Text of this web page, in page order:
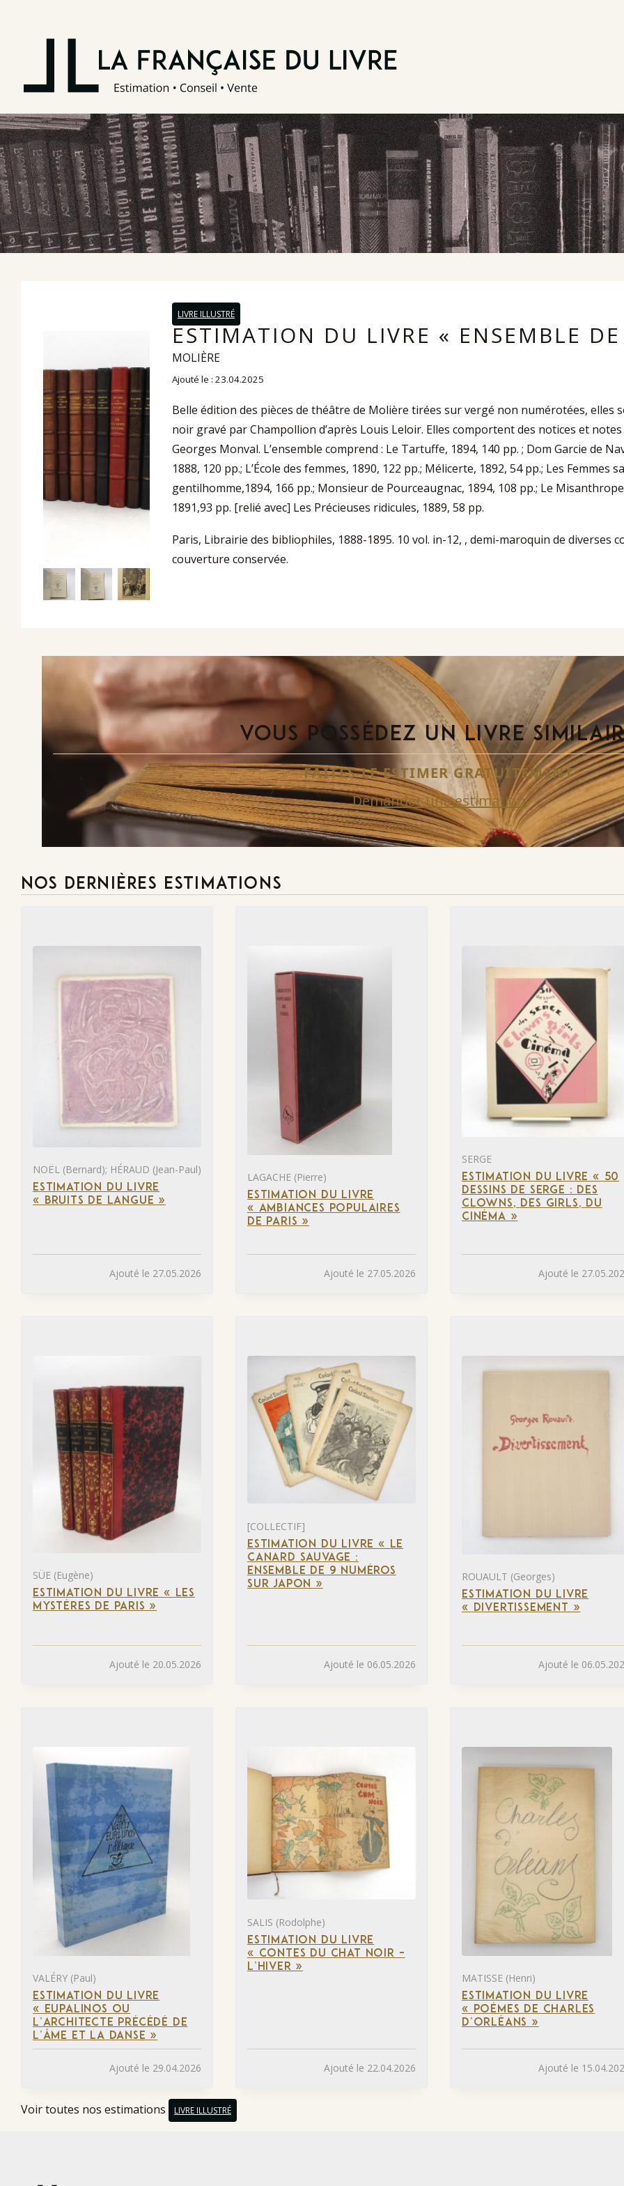
LIVRE ILLUSTRÉ
ESTIMATION DU LIVRE « ENSEMBLE
MOLIÈRE
Ajouté le : 23.04.2025
Belle édition des pièces de théâtre de Molière tirées sur vergé non numérotées, elles
noir gravé par Champollion d’après Louis Leloir. Elles comportent des notices et
Georges Monval. L’ensemble comprend : Le Tartuffe, 1894, 140 pp. ; Dom Garcie de
1888, 120 pp.; L’École des femmes, 1890, 122 pp.; Mélicerte, 1892, 54 pp.; Les Femmes
gentilhomme,1894, 166 pp.; Monsieur de Pourceaugnac, 1894, 108 pp.; Le
1891,93 pp. [relié avec] Les Précieuses ridicules, 1889, 58 pp.
Paris, Librairie des bibliophiles, 1888-1895. 10 vol. in-12, , demi-maroquin de diverses
couverture conservée.
VOUS POSSÉDEZ UN LIVRE
FAITES-LE ESTIMER GRATUITEMENT
Demander une estimation
NOS DERNIÈRES ESTIMATIONS
NOËL (Bernard); HÉRAUD (Jean-Paul)
ESTIMATION DU LIVRE
« BRUITS DE LANGUE »
Ajouté le 27.05.2026
LAGACHE (Pierre)
ESTIMATION DU LIVRE
« AMBIANCES POPULAIRES
DE PARIS »
Ajouté le 27.05.2026
SERGE
ESTIMATION DU LIVRE « 50
DESSINS DE SERGE : DES
CLOWNS, DES GIRLS, DU
CINÉMA »
Ajouté le
SÜE (Eugène)
ESTIMATION DU LIVRE « LES
MYSTÈRES DE PARIS »
Ajouté le 20.05.2026
[COLLECTIF]
ESTIMATION DU LIVRE « LE
CANARD SAUVAGE :
ENSEMBLE DE 9 NUMÉROS
SUR JAPON »
Ajouté le 06.05.2026
ROUAULT (Georges)
ESTIMATION DU LIVRE
« DIVERTISSEMENT »
Ajouté le
VALÉRY (Paul)
ESTIMATION DU LIVRE
« EUPALINOS OU
L’ARCHITECTE PRÉCÉDÉ DE
L’ÂME ET LA DANSE »
Ajouté le 29.04.2026
SALIS (Rodolphe)
ESTIMATION DU LIVRE
« CONTES DU CHAT NOIR –
L’HIVER »
Ajouté le 22.04.2026
MATISSE (Henri)
ESTIMATION DU LIVRE
« POÈMES DE CHARLES
D’ORLÉANS »
Ajouté le
Voir toutes nos estimations LIVRE ILLUSTRÉ